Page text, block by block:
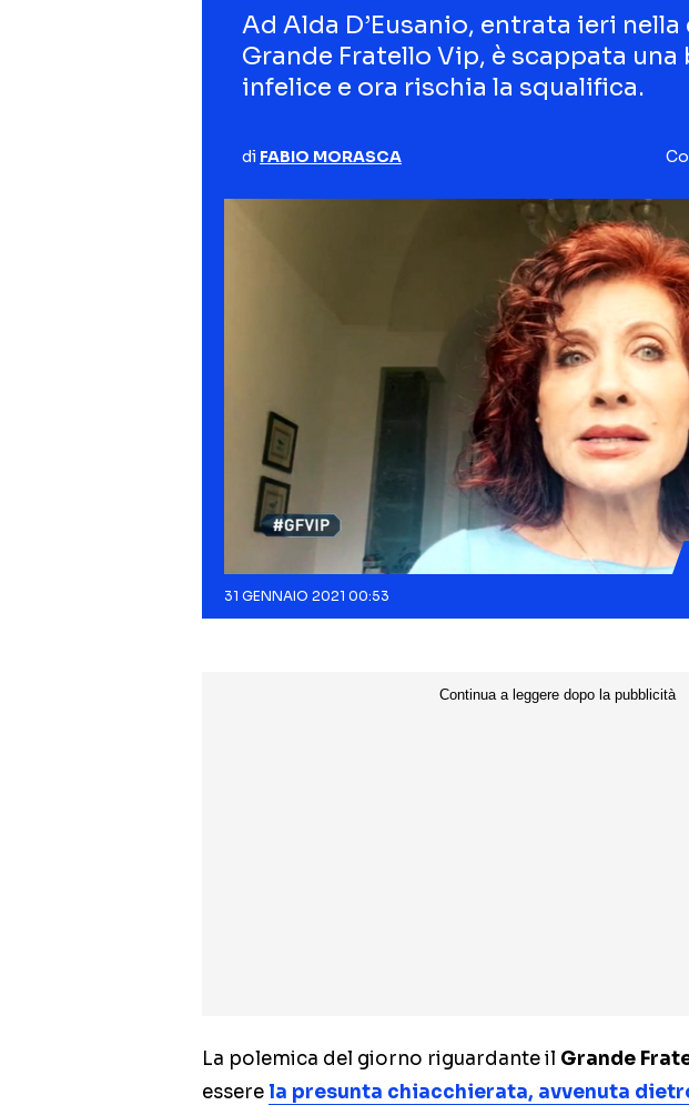
Ad Alda D’Eusanio, entrata ieri nella
Grande Fratello Vip, è scappata
infelice e ora rischia la squalifica.
di FABIO MORASCA
31 GENNAIO 2021 00:53
La polemica del giorno riguardante il Grande
esserela presunta chiacchierata, avvenuta